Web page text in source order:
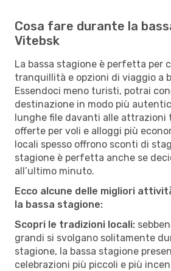
Cosa fare durante la
Vitebsk
La bassa stagione è perfetta per
tranquillità e opzioni di viaggio a
Essendoci meno turisti, potrai
destinazione in modo più
lunghe file davanti alle attrazioni
offerte per voli e alloggi più
locali spesso offrono sconti di
stagione è perfetta anche se
all’ultimo minuto.
Ecco alcune delle migliori
la bassa stagione:
Scopri le tradizioni locali:
grandi si svolgano solitamente
stagione, la bassa stagione
celebrazioni più piccoli e più